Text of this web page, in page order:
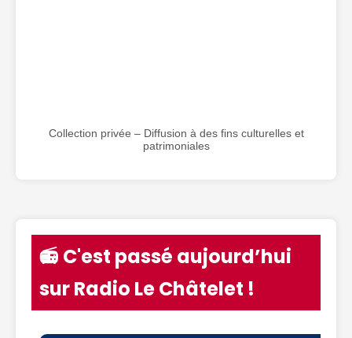
Collection privée – Diffusion à des fins culturelles et
patrimoniales
📻 C'est passé aujourd’hui
sur Radio Le Châtelet !